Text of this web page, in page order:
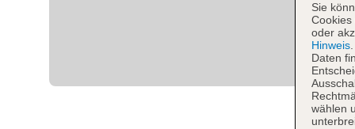
Sie
Cookies
oder
Hinweis
Daten
wählen